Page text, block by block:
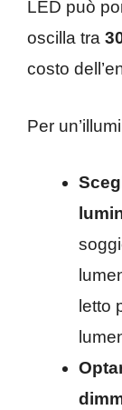
LED può
oscilla tra
costo
Per
letto